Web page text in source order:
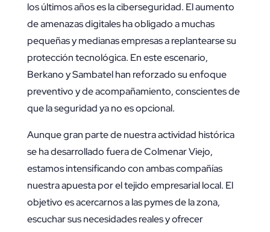
los últimos años es la ciberseguridad. El aumento
de amenazas digitales ha obligado a muchas
pequeñas y medianas empresas a replantearse su
protección tecnológica. En este escenario,
Berkano y Sambatel han reforzado su enfoque
preventivo y de acompañamiento, conscientes de
que la seguridad ya no es opcional.
Aunque gran parte de nuestra actividad histórica
se ha desarrollado fuera de Colmenar Viejo,
estamos intensificando con ambas compañías
nuestra apuesta por el tejido empresarial local. El
objetivo es acercarnos a las pymes de la zona,
escuchar sus necesidades reales y ofrecer